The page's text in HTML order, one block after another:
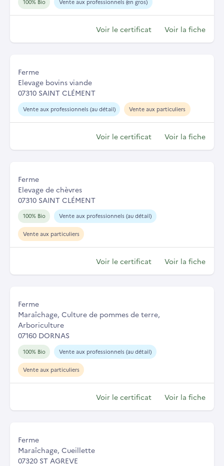
100% Bio Vente aux professionnels (en gros)
Voir le certificat Voir la fiche
Ferme
Elevage bovins viande
07310 SAINT CLÉMENT
Vente aux professionnels (au détail) Vente aux particuliers
Voir le certificat Voir la fiche
Ferme
Elevage de chèvres
07310 SAINT CLÉMENT
100% Bio Vente aux professionnels (au détail)
Vente aux particuliers
Voir le certificat Voir la fiche
Ferme
Maraîchage, Culture de pommes de terre,
Arboriculture
07160 DORNAS
100% Bio Vente aux professionnels (au détail)
Vente aux particuliers
Voir le certificat Voir la fiche
Ferme
Maraîchage, Cueillette
07320 ST AGREVE